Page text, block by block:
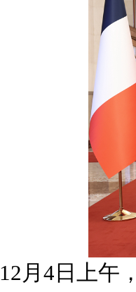
12月4日上午